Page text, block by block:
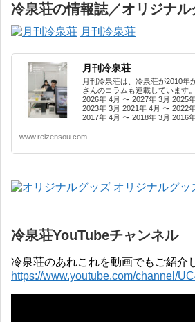
冷泉荘の情報誌／オリジナル
月刊冷泉荘
月刊冷泉荘
月刊冷泉荘は、冷泉荘が2010
さんのコラムも連載しています
2026年 4月 〜 2027年 3月 2025
2023年 3月 2021年 4月 〜 2022
2017年 4月 〜 2018年 3月 2016
www.reizensou.com
オリジナルグッ
冷泉荘YouTubeチャンネル
冷泉荘のあれこれを動画でもご紹介
https://www.youtube.com/channel/